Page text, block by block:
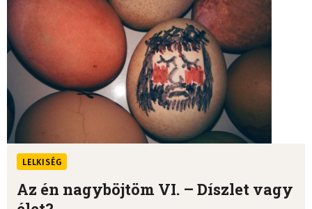
LELKISÉG
Az én nagyböjtöm VI. – Díszlet vagy